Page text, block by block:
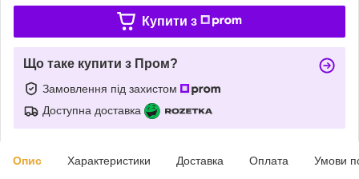
Купити з
Що таке купити з Пром?
Замовлення під захистом
Доступна доставка
Опис Характеристики Доставка Оплата Умови